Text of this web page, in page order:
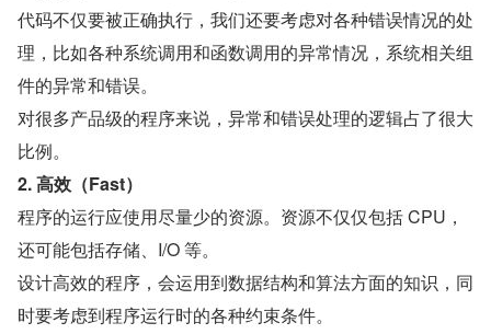
代码不仅要被正确执行，我们还要考虑对各种错误情况的处
理，比如各种系统调用和函数调用的异常情况，系统相关组
件的异常和错误。
对很多产品级的程序来说，异常和错误处理的逻辑占了很大
比例。
2. 高效（Fast）
程序的运行应使用尽量少的资源。资源不仅仅包括 CPU，
还可能包括存储、I/O 等。
设计高效的程序，会运用到数据结构和算法方面的知识，同
时要考虑到程序运行时的各种约束条件。